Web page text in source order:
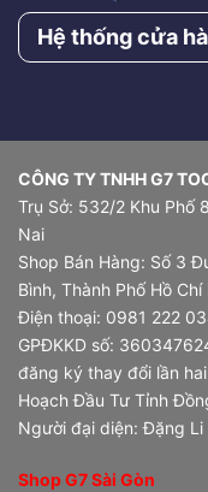
Hệ thống cửa
CÔNG TY TNHH G7
Trụ Sở: 532/2 Khu Phố
Nai
Shop Bán Hàng: Số 3
Bình, Thành Phố Hồ Chí
Điện thoại: 0981 222
GPĐKKD số:
đăng ký thay đổi lần
Hoạch Đầu Tư Tỉnh
Người đại diện: Đặng Li
Shop G7 Sài Gòn